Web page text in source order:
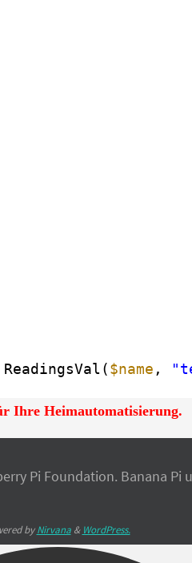
$name ,
Ihre Heimautomatisierung.
Pi Foundation. Banana
byNirvana& WordPress.